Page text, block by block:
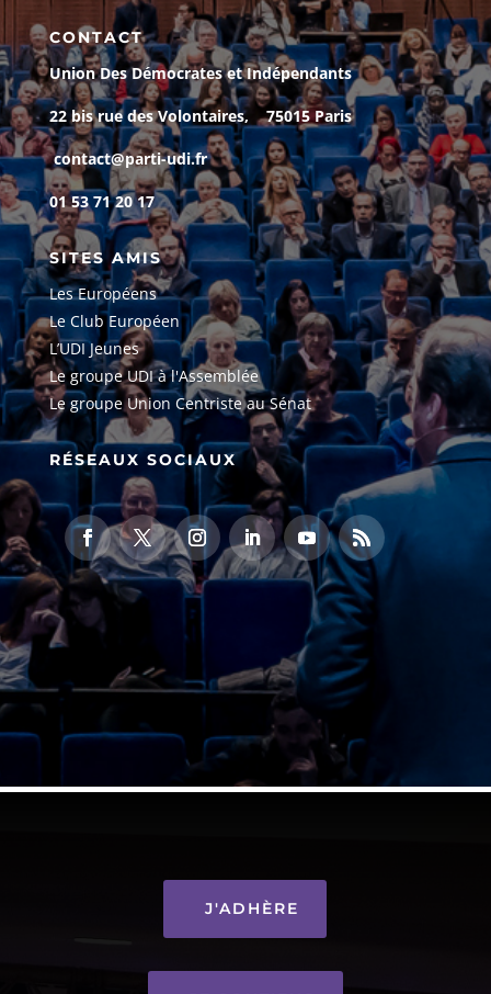
CONTACT
Union Des Démocrates et Indépendants
22 bis rue des Volontaires, 75015 Paris
contact@parti-udi.fr
01 53 71 20 17
SITES AMIS
Les Européens
Le Club Européen
L’UDI Jeunes
Le groupe UDI à l'Assemblée
Le groupe Union Centriste au Sénat
RÉSEAUX SOCIAUX
J'ADHÈRE